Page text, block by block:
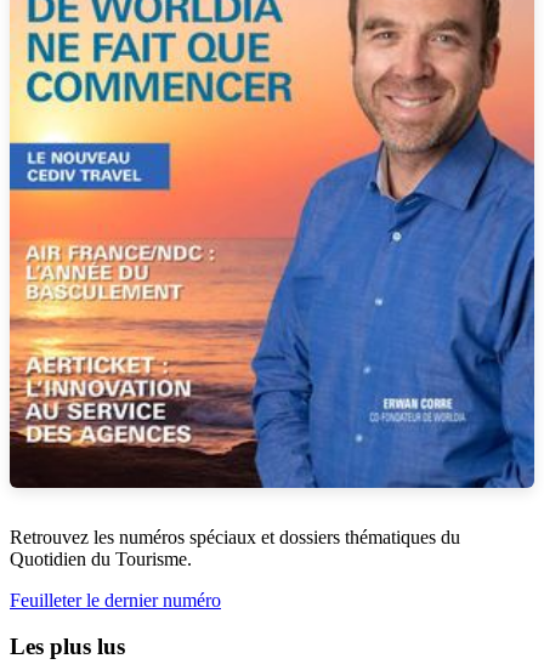
Retrouvez les numéros spéciaux et dossiers thématiques du
Quotidien du Tourisme.
Feuilleter le dernier numéro
Les plus lus